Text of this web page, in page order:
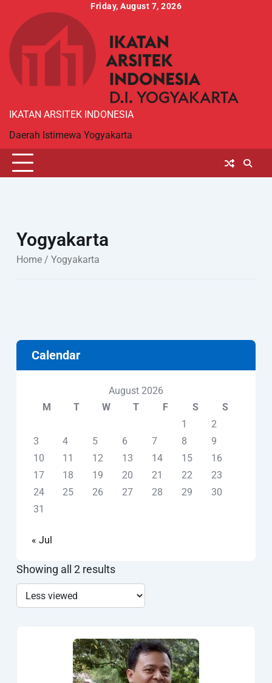
content
Friday, August 7, 2026
IKATAN ARSITEK INDONESIA
Daerah Istimewa Yogyakarta
Yogyakarta
Home / Yogyakarta
Showing all 2 results
Calendar
August 2026
M
T W T F S
S
1
2
3
4 5 6 7 8
9
10
11 12 13 14 15
16
17
18 19 20 21 22
23
24
25 26 27 28 29
30
31
« Jul